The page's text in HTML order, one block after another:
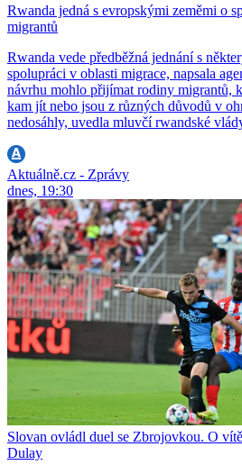
Rwanda jedná s evropskými zeměmi o
migrantů
Rwanda vede předběžná jednání s
spolupráci v oblasti migrace, napsala
návrhu mohlo přijímat rodiny migrantů,
kam jít nebo jsou z různých důvodů v
nedosáhly, uvedla mluvčí rwandské
Aktuálně.cz - Zprávy
dnes, 19:30
Slovan ovládl duel se Zbrojovkou. O
Dulay